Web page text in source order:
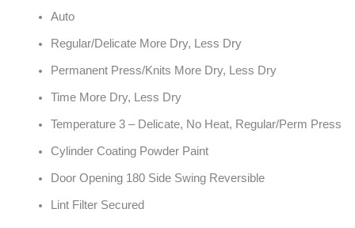
Auto
Regular/Delicate More Dry, Less Dry
Permanent Press/Knits More Dry, Less Dry
Time More Dry, Less Dry
Temperature 3 – Delicate, No Heat, Regular/Perm Press
Cylinder Coating Powder Paint
Door Opening 180 Side Swing Reversible
Lint Filter Secured